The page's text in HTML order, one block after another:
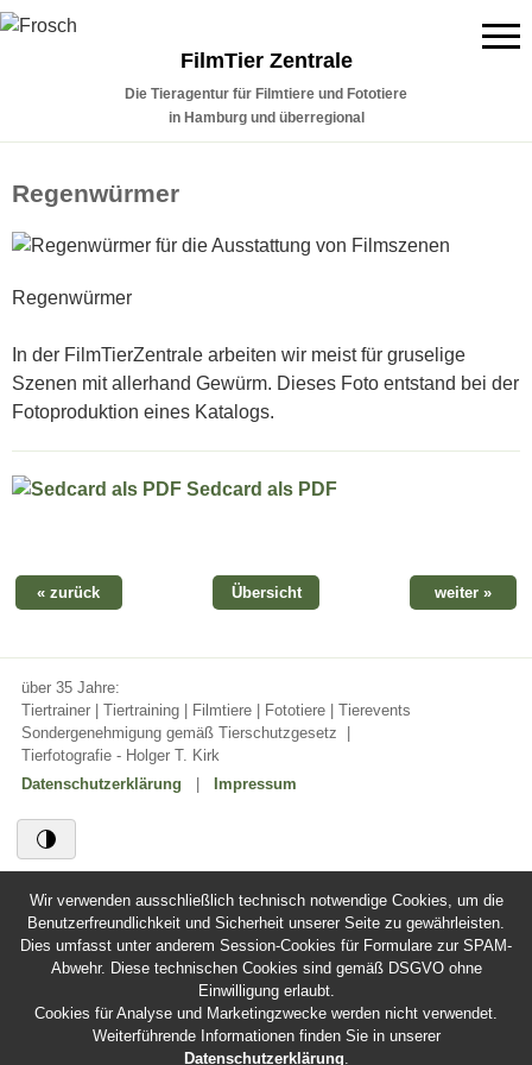
FilmTier Zentrale
Die Tieragentur für Filmtiere und Fototiere
in Hamburg und überregional
Regenwürmer
Regenwürmer
In der FilmTierZentrale arbeiten wir meist für gruselige
Szenen mit allerhand Gewürm. Dieses Foto entstand bei der
Fotoproduktion eines Katalogs.
Sedcard als PDF
« zurück weiter »
Übersicht
über 35 Jahre:
Tiertrainer | Tiertraining | Filmtiere | Fototiere | Tierevents
Sondergenehmigung gemäß Tierschutzgesetz
Tierfotografie - Holger T. Kirk
Datenschutzerklärung
Impressum
Wir verwenden ausschließlich technisch notwendige Cookies, um die
Benutzerfreundlichkeit und Sicherheit unserer Seite zu gewährleisten.
Dies umfasst unter anderem Session-Cookies für Formulare zur SPAM-
Abwehr. Diese technischen Cookies sind gemäß DSGVO ohne
Einwilligung erlaubt.
Cookies für Analyse und Marketingzwecke werden nicht verwendet.
Weiterführende Informationen finden Sie in unserer
Datenschutzerklärung.